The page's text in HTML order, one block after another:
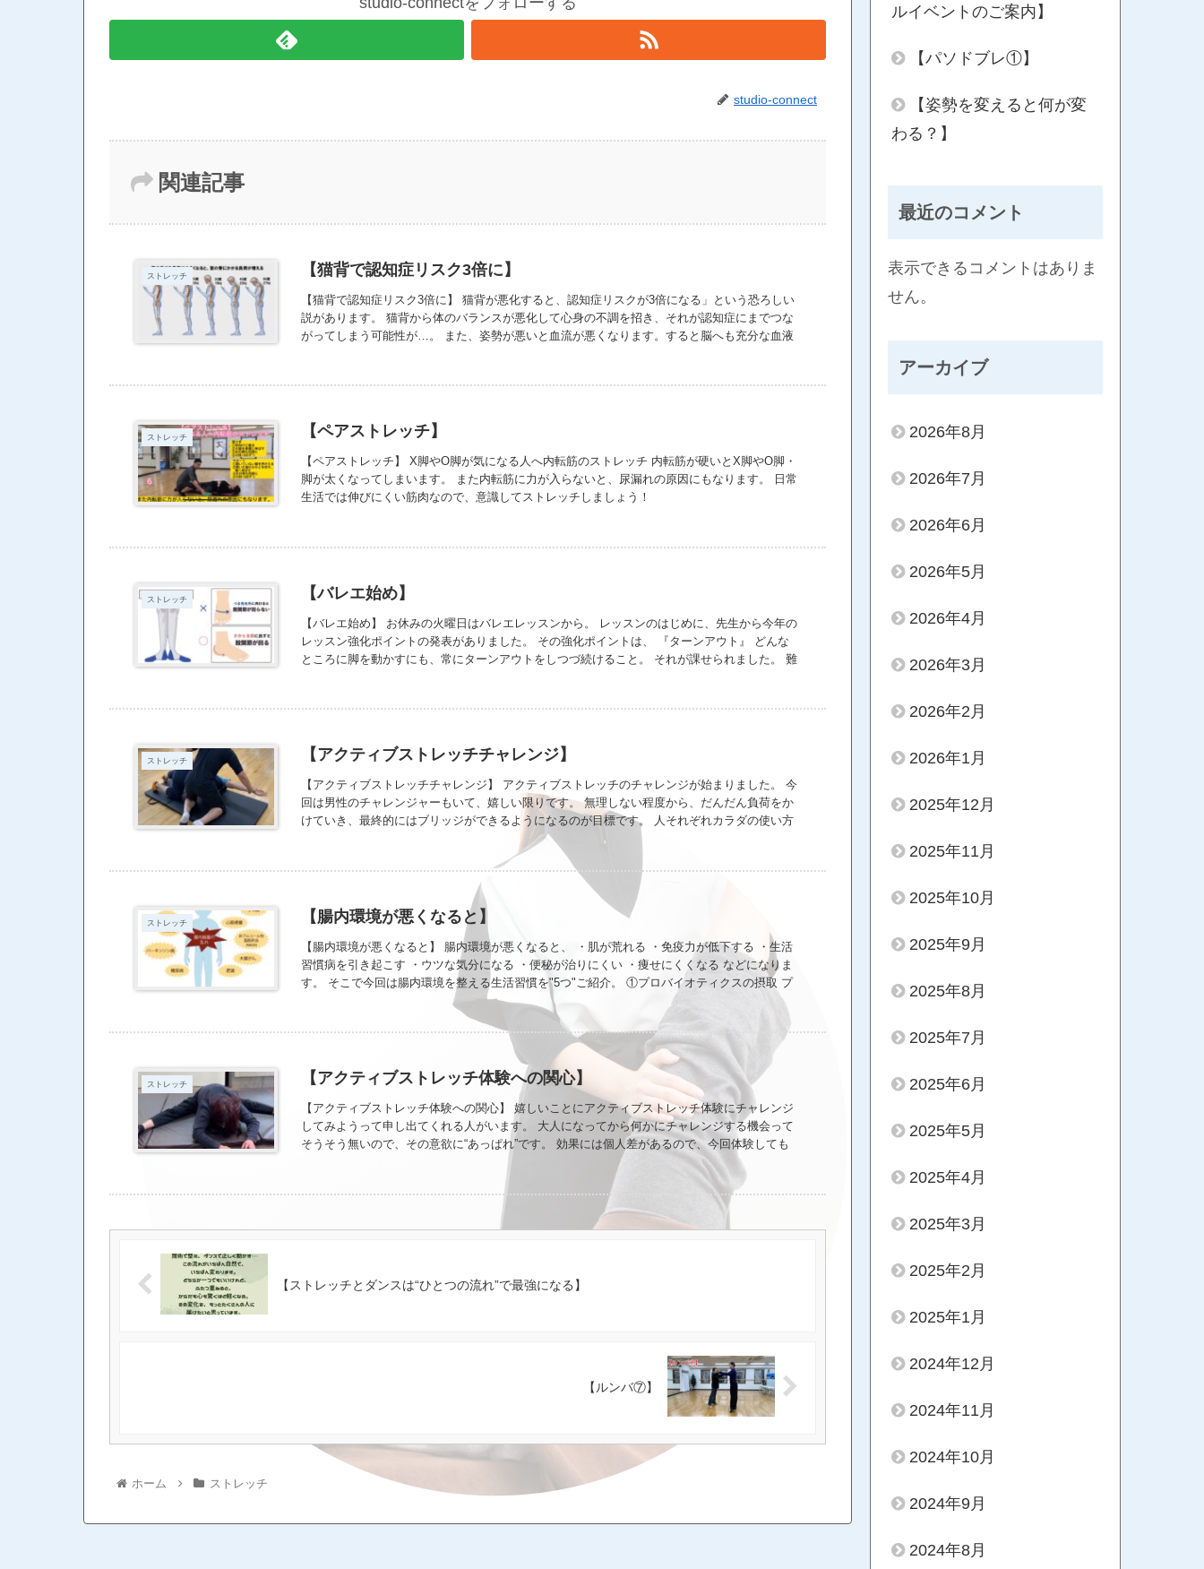
studio-connect
関連記事
ストレッチ 【猫背で認知症リスク3倍に】
【猫背で認知症リスク3倍に】 猫背が悪化すると、認知症リスクが3倍になる」という恐ろしい
説があります。 猫背から体のバランスが悪化して心身の不調を招き、それが認知症にまでつな
がってしまう可能性が…。 また、姿勢が悪いと血流が悪くなります。すると脳へも充分な血液
ます。 首の角度が３０度、前に傾くと、血流量が３７％まで落ちてしまいます。 パソコンやス
クを知っていると意識出来ます。姿勢改善に取り組んでいきましょう！
ストレッチ 【ペアストレッチ】
【ペアストレッチ】 X脚やO脚が気になる人へ内転筋のストレッチ 内転筋が硬いとX脚やO脚・
脚が太くなってしまいます。 また内転筋に力が入らないと、尿漏れの原因にもなります。 日常
生活では伸びにくい筋肉なので、意識してストレッチしましょう！
ストレッチ 【バレエ始め】
【バレエ始め】 お休みの火曜日はバレエレッスンから。 レッスンのはじめに、先生から今年の
レッスン強化ポイントの発表がありました。 その強化ポイントは、 『ターンアウト』 どんな
ところに脚を動かすにも、常にターンアウトをしつづ続けること。 それが課せられました。 難
ので、そんなに早くは習得できないと思いますが、自分のからだの小さな変化も見逃さない意
よ！！！
ストレッチ 【アクティブストレッチチャレンジ】
【アクティブストレッチチャレンジ】 アクティブストレッチのチャレンジが始まりました。 今
回は男性のチャレンジャーもいて、嬉しい限りです。 無理しない程度から、だんだん負荷をか
けていき、最終的にはブリッジができるようになるのが目標です。 人それぞれカラダの使い方
が違うので、苦手な動きも違ってきます。 チャレンジャーのAさんは、1回目のストレッチが終
わった後、ヘロヘロになりながらも、 「これは全員受けた方がいい」 と言っていました。 そ
うなんです！ ゆくゆくは全員に受けて欲しいと思っています。 全員に受けてもらうには、どう
したらいいか、もう少し時間をかけて考えていきますね。 バランスの良いカラダになることで
骨で動きやすくなる(骨格支持)ことと、 胸椎伸展による姿勢改善＆痛みの軽減 に絶大な効果が
あるので、チャレンジャーの変化を楽しみにしていてください。 続々とチャレンジャーが増え
ています。 8月末まで、特別価格にてお受けします。皆さんのチャレンジに期待します。
ストレッチ 【腸内環境が悪くなると】
【腸内環境が悪くなると】 腸内環境が悪くなると、 ・肌が荒れる ・免疫力が低下する ・生活
習慣病を引き起こす ・ウツな気分になる ・便秘が治りにくい ・痩せにくくなる などになりま
す。 そこで今回は腸内環境を整える生活習慣を"5つ"ご紹介。 ①プロバイオティクスの摂取 プ
ロバイオティクスとは、腸内における善玉菌の働きを促進する微生物（またはそれを含む食品
や飲料） ヨーグルト・キムチ・ぬか漬け・味噌・麹などの発酵食品に含まれています。 ②食物
繊維をしっかり摂る 食物繊維は、特に便秘で悩む方におすすめです。 また、急激な糖の吸収を
抑えて、食後高血糖の予防にもなります。 ③ストレスを減らす 「脳」と「腸」は、お互いの状
態がお互いに影響するといわれていて、その関係を「脳腸相関」とよびます。 だからこそ、ス
トレスが続くことで腸の働きが悪くなってしまいます。 ④適度な運動をする 消化管（胃や腸な
ど）の運動は「自律神経」という神経にコントロールされています。 この自律神経の働きを整
えるためにも、適度な運動が大切です。
ストレッチ 【アクティブストレッチ体験への関心】
【アクティブストレッチ体験への関心】 嬉しいことにアクティブストレッチ体験にチャレンジ
してみようって申し出てくれる人がいます。 大人になってから何かにチャレンジする機会って
そうそう無いので、その意欲に“あっぱれ”です。 効果には個人差があるので、今回体験しても
らう10回で最後のブリッジが絶対できるとはお約束できませんが、やる度に効果を感じるのは
間違い無いので、自分に期待してチャレンジしてください。 この自分に期待するって、とって
も大事だと思うんです。自分の応援団長は自分ですからね。 私も副団長くらいのつもりで、皆
さんの変化を見守りたいと思います。もーワクワクです。 このアクティブストレッチは、全員
の人にやって欲しいと思っている秘密兵器なんです。 ストレッチとのコラボレーションで確実
の機会にぜひお試しください。 4,000円✖️20回＝80,000円→68,000円→60,000円 ・基本的に1週
【ストレッチとダンスは“ひとつの流れ”で最強になる】
【ルンバ⑦】
ホーム ストレッチ
ルイベントのご案内】
【パソドブレ①】
【姿勢を変えると何が変
わる？】
最近のコメント
表示できるコメントはありま
せん。
アーカイブ
2026年8月
2026年7月
2026年6月
2026年5月
2026年4月
2026年3月
2026年2月
2026年1月
2025年12月
2025年11月
2025年10月
2025年9月
2025年8月
2025年7月
2025年6月
2025年5月
2025年4月
2025年3月
2025年2月
2025年1月
2024年12月
2024年11月
2024年10月
2024年9月
2024年8月